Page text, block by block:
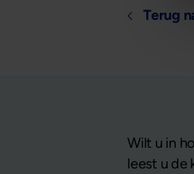
Terug
Wilt u in
leest u de